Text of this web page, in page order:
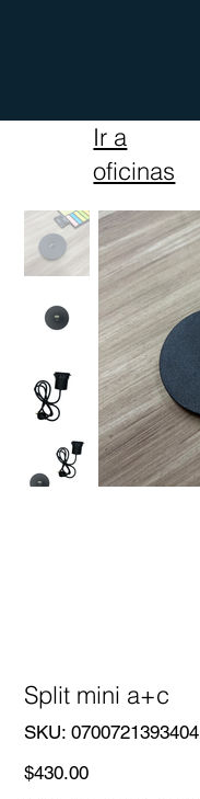
Ir a
oficinas
Split mini a+c
SKU: SKU
0700721393404
0700721393404
Precio
$430.00